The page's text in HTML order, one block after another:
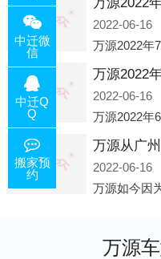
2022-06-16
2022-06-16
万源从广
2022-06-16
万源
中迁微
信
中迁Q
Q
搬家预
约